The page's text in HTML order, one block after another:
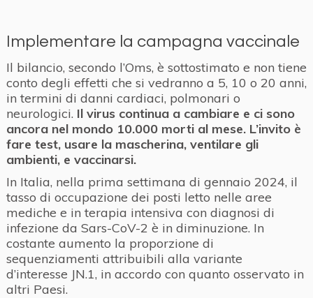
Implementare la campagna vaccinale
Il bilancio, secondo l’Oms, è sottostimato e non tiene
conto degli effetti che si vedranno a 5, 10 o 20 anni,
in termini di danni cardiaci, polmonari o
neurologici. Il virus continua a cambiare e ci sono
ancora nel mondo 10.000 morti al mese. L’invito è
fare test, usare la mascherina, ventilare gli
ambienti, e vaccinarsi.
In Italia, nella prima settimana di gennaio 2024, il
tasso di occupazione dei posti letto nelle aree
mediche e in terapia intensiva con diagnosi di
infezione da Sars-CoV-2 è in diminuzione. In
costante aumento la proporzione di
sequenziamenti attribuibili alla variante
d’interesse JN.1, in accordo con quanto osservato in
altri Paesi.